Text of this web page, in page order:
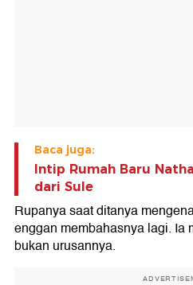
Baca juga:
Intip Rumah Baru
dari Sule
Rupanya saat ditanya
enggan membahasnya lagi. Ia
bukan urusannya.